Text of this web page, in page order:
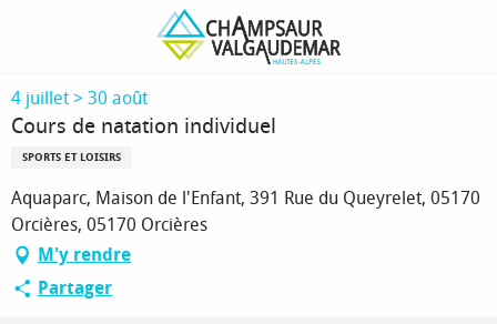
principal
Cours de natation individuel
4 juillet > 30 août
Cours de natation individuel
SPORTS ET LOISIRS
Aquaparc, Maison de l'Enfant, 391 Rue du Queyrelet, 05170
Orcières, 05170 Orcières
M'y rendre
Partager